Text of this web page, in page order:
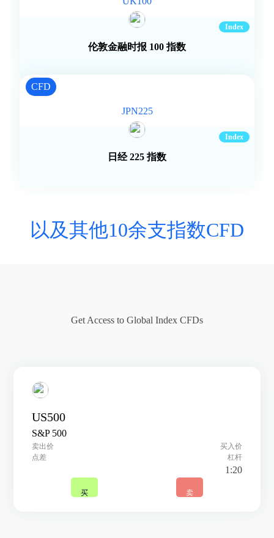
伦敦金融时报 100 指数
CFD
JPN225
日经 225 指数
以及其他10余支指数CFD
Get Access to Global Index CFDs
US500
S&P 500
卖出价
买入价
点差
杠杆
1:20
买 卖